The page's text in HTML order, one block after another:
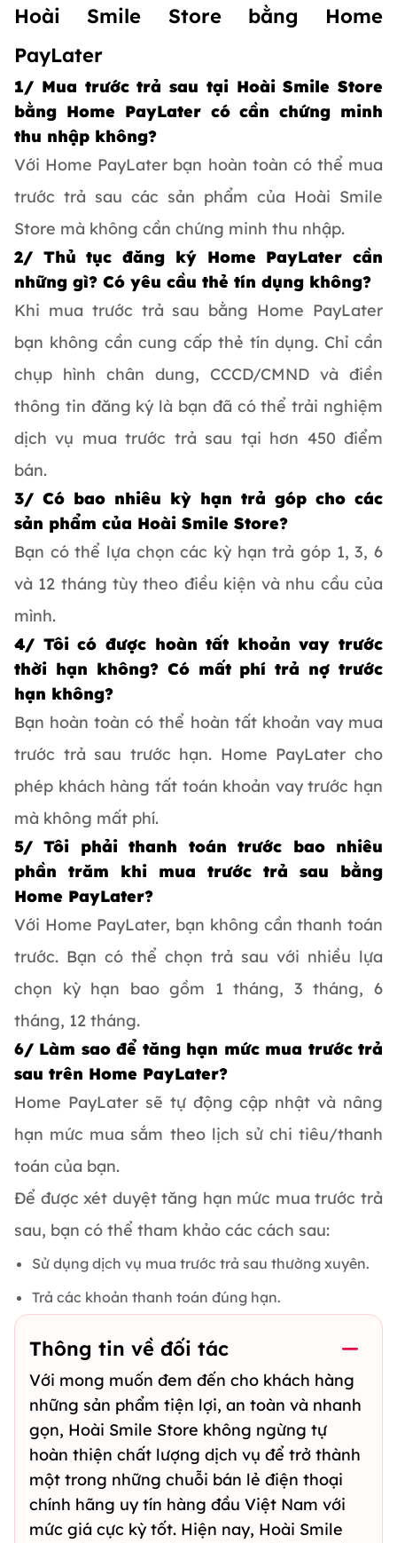
Hoài Smile Store bằng Home
PayLater
1/ Mua trước trả sau tại Hoài Smile Store
bằng Home PayLater có cần chứng minh
thu nhập không?
Với Home PayLater bạn hoàn toàn có thể mua
trước trả sau các sản phẩm của Hoài Smile
Store mà không cần chứng minh thu nhập.
2/ Thủ tục đăng ký Home PayLater cần
những gì? Có yêu cầu thẻ tín dụng không?
Khi mua trước trả sau bằng Home PayLater
bạn không cần cung cấp thẻ tín dụng. Chỉ cần
chụp hình chân dung, CCCD/CMND và điền
thông tin đăng ký là bạn đã có thể trải nghiệm
dịch vụ mua trước trả sau tại hơn 450 điểm
bán.
3/ Có bao nhiêu kỳ hạn trả góp cho các
sản phẩm của Hoài Smile Store?
Bạn có thể lựa chọn các kỳ hạn trả góp 1, 3, 6
và 12 tháng tùy theo điều kiện và nhu cầu của
mình.
4/ Tôi có được hoàn tất khoản vay trước
thời hạn không? Có mất phí trả nợ trước
hạn không?
Bạn hoàn toàn có thể hoàn tất khoản vay mua
trước trả sau trước hạn. Home PayLater cho
phép khách hàng tất toán khoản vay trước hạn
mà không mất phí.
5/ Tôi phải thanh toán trước bao nhiêu
phần trăm khi mua trước trả sau bằng
Home PayLater?
Với Home PayLater, bạn không cần thanh toán
trước. Bạn có thể chọn trả sau với nhiều lựa
chọn kỳ hạn bao gồm 1 tháng, 3 tháng, 6
tháng, 12 tháng.
6/ Làm sao để tăng hạn mức mua trước trả
sau trên Home PayLater?
Home PayLater sẽ tự động cập nhật và nâng
hạn mức mua sắm theo lịch sử chi tiêu/thanh
toán của bạn.
Để được xét duyệt tăng hạn mức mua trước trả
sau, bạn có thể tham khảo các cách sau:
Sử dụng dịch vụ mua trước trả sau thường xuyên.
Trả các khoản thanh toán đúng hạn.
Thông tin về đối tác
Với mong muốn đem đến cho khách hàng
những sản phẩm tiện lợi, an toàn và nhanh
gọn, Hoài Smile Store không ngừng tự
hoàn thiện chất lượng dịch vụ để trở thành
một trong những chuỗi bán lẻ điện thoại
chính hãng uy tín hàng đầu Việt Nam với
mức giá cực kỳ tốt. Hiện nay, Hoài Smile